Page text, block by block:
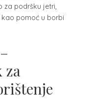
za podršku jetri,
pomoć u borbi
za